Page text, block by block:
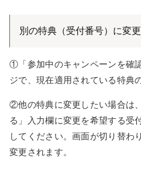
別の特典（受付番号）に変
①「参加中のキャンペーンを確
ジで、現在適用されている特典
②他の特典に変更したい場合は
る」入力欄に変更を希望する受
してください。画面が切り替わ
変更されます。